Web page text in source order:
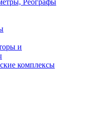
и
комплексы